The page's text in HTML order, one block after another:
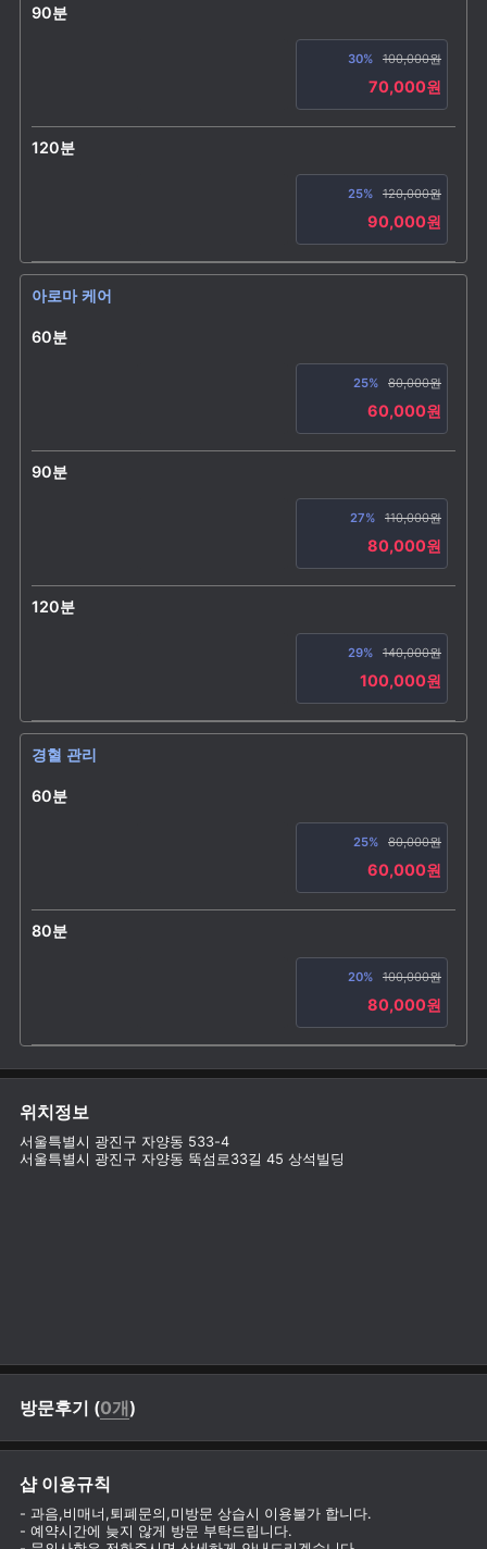
90분
30% 100,000원
70,000원
120분
25% 120,000원
90,000원
아로마 케어
60분
25% 80,000원
60,000원
90분
27% 110,000원
80,000원
120분
29% 140,000원
100,000원
경혈 관리
60분
25% 80,000원
60,000원
80분
20% 100,000원
80,000원
위치정보
서울특별시 광진구 자양동 533-4
서울특별시 광진구 자양동 뚝섬로33길 45 상석빌딩
방문후기 (0개)
샵 이용규칙
- 과음,비매너,퇴폐문의,미방문 상습시 이용불가 합니다.
- 예약시간에 늦지 않게 방문 부탁드립니다.